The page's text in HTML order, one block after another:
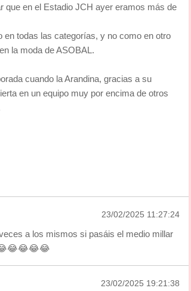
que en el Estadio JCH ayer eramos más de
en todas las categorías, y no como en otro
la moda de ASOBAL.
cuando la Arandina, gracias a su
en un equipo muy por encima de otros
23/02/2025 11:27:24
a los mismos si pasáis el medio millar
23/02/2025 19:21:38